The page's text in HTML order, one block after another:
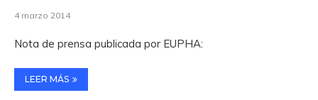
4 marzo 2014
Nota de prensa publicada por EUPHA:
LEER MÁS